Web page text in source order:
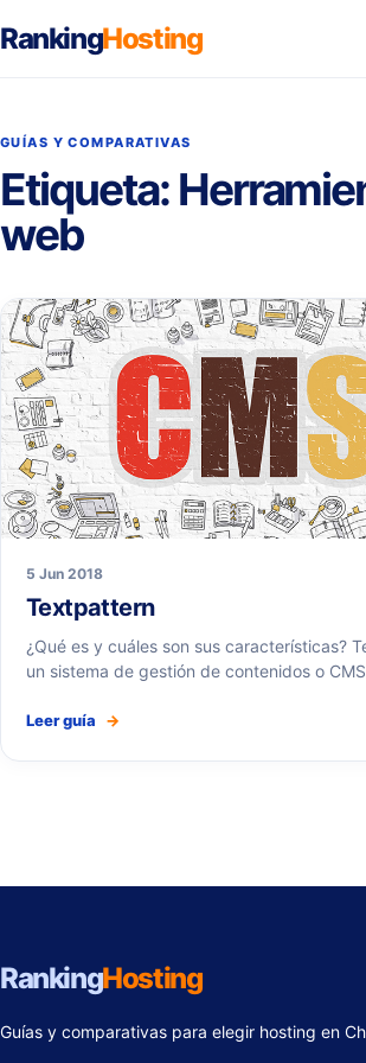
RankingHosting
GUÍAS Y COMPARATIVAS
Etiqueta:
web
5 Jun 2018
Textpattern
¿Qué es y cuáles son sus características?
un sistema de gestión de contenidos o
Leer guía →
RankingHosting
Guías y comparativas para elegir hosting en